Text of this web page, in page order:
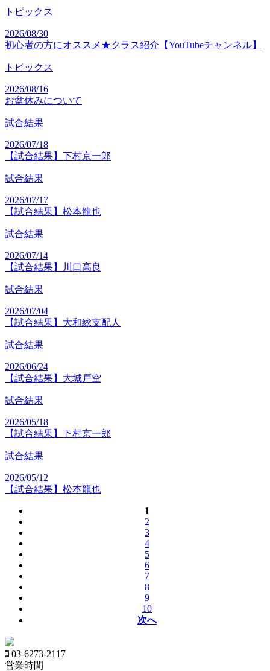
トピックス
2026/08/30
初心者の方にオススメ★クラス紹介【YouTubeチャンネル】
トピックス
2026/08/16
お盆休みについて
試合結果
2026/07/18
【試合結果】下村京一郎
試合結果
2026/07/17
【試合結果】松本龍也
試合結果
2026/07/14
【試合結果】川口高良
試合結果
2026/07/04
【試合結果】大和総支配人
試合結果
2026/06/24
【試合結果】大城戸空
試合結果
2026/05/18
【試合結果】下村京一郎
試合結果
2026/05/12
【試合結果】松本龍也
1
2
3
4
5
6
7
8
9
10
次へ
03-6273-2117
営業時間